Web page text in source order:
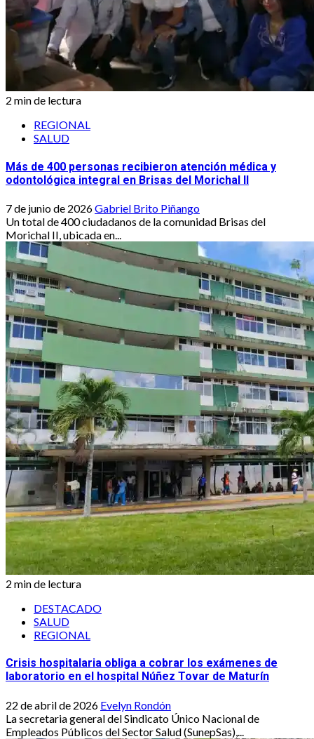
2 min de lectura
REGIONAL
SALUD
Más de 400 personas recibieron atención médica y
odontológica integral en Brisas del Morichal II
7 de junio de 2026Gabriel Brito Piñango
Un total de 400 ciudadanos de la comunidad Brisas del
Morichal II, ubicada en...
2 min de lectura
DESTACADO
SALUD
REGIONAL
Crisis hospitalaria obliga a cobrar los exámenes de
laboratorio en el hospital Núñez Tovar de Maturín
22 de abril de 2026 Evelyn Rondón
La secretaria general del Sindicato Único Nacional de
Empleados Públicos del Sector Salud (SunepSas),...